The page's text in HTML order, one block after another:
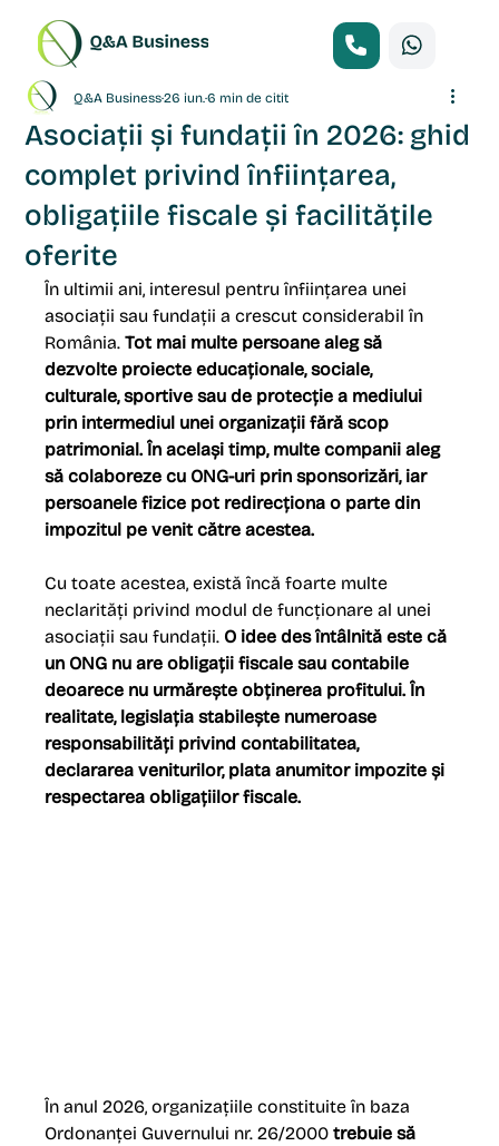
Asociații și fundații în 2026: ghid
complet privind înființarea,
obligațiile fiscale și facilitățile
oferite
Q&A Business26 iun.6 min de citit
În ultimii ani, interesul pentru înființarea unei
asociații sau fundații a crescut considerabil în
România. Tot mai multe persoane aleg să
dezvolte proiecte educaționale, sociale,
culturale, sportive sau de protecție a mediului
prin intermediul unei organizații fără scop
patrimonial. În același timp, multe companii aleg
să colaboreze cu ONG-uri prin sponsorizări, iar
persoanele fizice pot redirecționa o parte din
impozitul pe venit către acestea.
Cu toate acestea, există încă foarte multe
neclarități privind modul de funcționare al unei
asociații sau fundații. O idee des întâlnită este că
un ONG nu are obligații fiscale sau contabile
deoarece nu urmărește obținerea profitului. În
realitate, legislația stabilește numeroase
responsabilități privind contabilitatea,
declararea veniturilor, plata anumitor impozite și
respectarea obligațiilor fiscale.
În anul 2026, organizațiile constituite în baza
Ordonanței Guvernului nr. 26/2000 trebuie să